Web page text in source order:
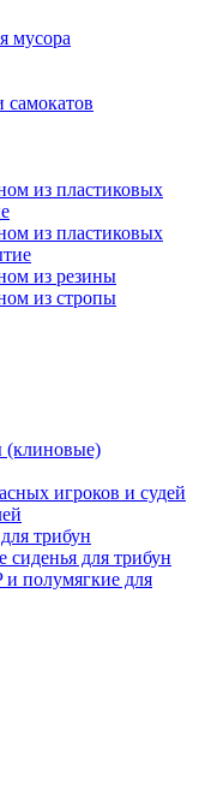
мусора
самокатов
из пластиковых
из пластиковых
из резины
из стропы
(клиновые)
игроков и судей
трибун
сиденья для трибун
и полумягкие для